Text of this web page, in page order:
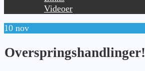
Videoer
10 nov
Overspringshandlinger!